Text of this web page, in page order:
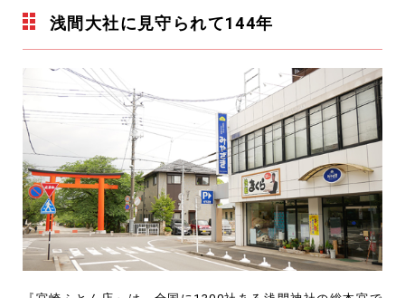
浅間大社に見守られて144年